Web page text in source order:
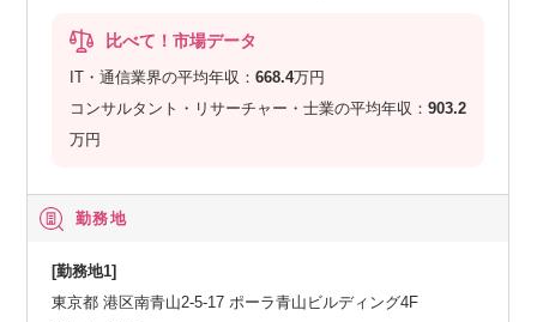
比べて！市場データ
IT・通信業界の平均年収：668.4万円
コンサルタント・リサーチャー・士業の平均年収：903.2
万円
勤務地
[勤務地1]
東京都 港区南青山2-5-17 ポーラ青山ビルディング4F